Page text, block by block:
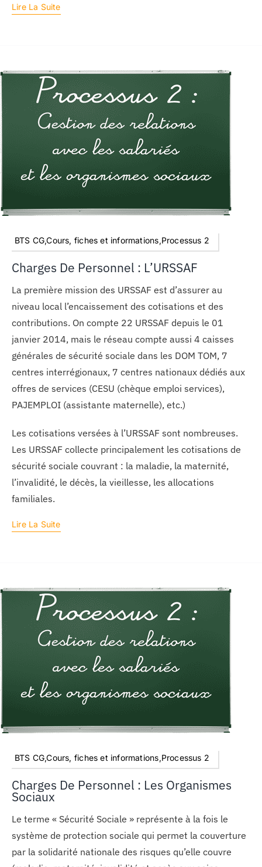
Lire La Suite
BTS CG,Cours, fiches et informations,Processus 2
Charges De Personnel : L’URSSAF
La première mission des URSSAF est d’assurer au
niveau local l’encaissement des cotisations et des
contributions. On compte 22 URSSAF depuis le 01
janvier 2014, mais le réseau compte aussi 4 caisses
générales de sécurité sociale dans les DOM TOM, 7
centres interrégionaux, 7 centres nationaux dédiés aux
offres de services (CESU (chèque emploi services),
PAJEMPLOI (assistante maternelle), etc.)
Les cotisations versées à l’URSSAF sont nombreuses.
Les URSSAF collecte principalement les cotisations de
sécurité sociale couvrant : la maladie, la maternité,
l’invalidité, le décès, la vieillesse, les allocations
familiales.
Lire La Suite
BTS CG,Cours, fiches et informations,Processus 2
Charges De Personnel : Les Organismes
Sociaux
Le terme « Sécurité Sociale » représente à la fois le
système de protection sociale qui permet la couverture
par la solidarité nationale des risques qu’elle couvre